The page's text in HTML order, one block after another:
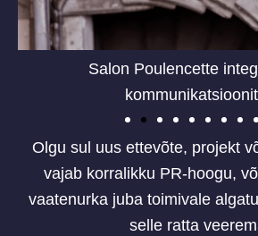
Salon Poulencette
Olgu sul uus ettevõte, projekt
vajab korralikku PR-hoogu,
vaatenurka juba toimivale
selle ratta